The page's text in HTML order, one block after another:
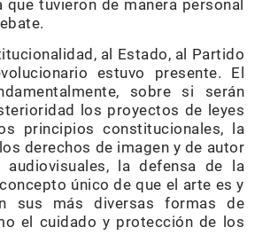
que tuvieron de manera personal
al Estado, al Partido
estuvo presente. El
sobre si serán
los proyectos de leyes
principios constitucionales, la
derechos de imagen y de autor
la defensa de la
único de que el arte es y
sus más diversas formas de
el cuidado y protección de los